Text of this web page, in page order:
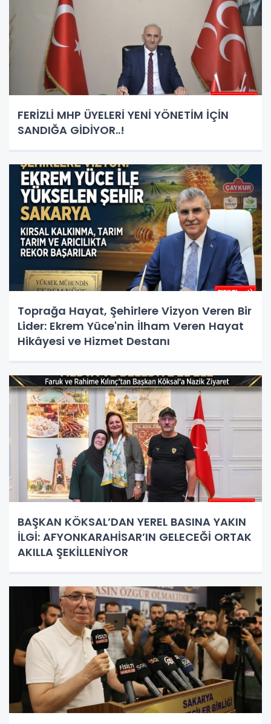
FERİZLİ MHP ÜYELERİ YENİ YÖNETİM İÇİN
SANDIĞA GİDİYOR..!
Toprağa Hayat, Şehirlere Vizyon Veren Bir
Lider: Ekrem Yüce'nin İlham Veren Hayat
Hikâyesi ve Hizmet Destanı
BAŞKAN KÖKSAL’DAN YEREL BASINA YAKIN
İLGİ: AFYONKARAHİSAR’IN GELECEĞİ ORTAK
AKILLA ŞEKİLLENİYOR